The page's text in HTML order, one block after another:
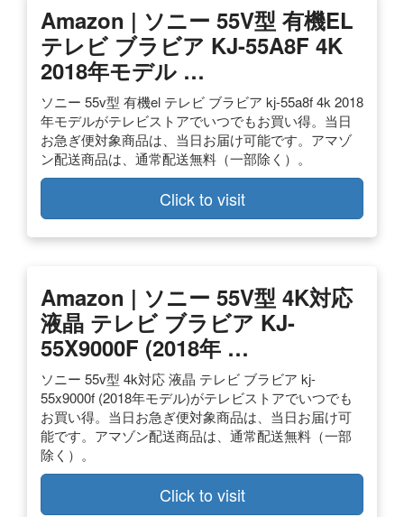
Amazon | ソニー 55V型 有機EL
テレビ ブラビア KJ-55A8F 4K
2018年モデル …
ソニー 55v型 有機el テレビ ブラビア kj-55a8f 4k 2018
年モデルがテレビストアでいつでもお買い得。当日
お急ぎ便対象商品は、当日お届け可能です。アマゾ
ン配送商品は、通常配送無料（一部除く）。
Click to visit
Amazon | ソニー 55V型 4K対応
液晶 テレビ ブラビア KJ-
55X9000F (2018年 …
ソニー 55v型 4k対応 液晶 テレビ ブラビア kj-
55x9000f (2018年モデル)がテレビストアでいつでも
お買い得。当日お急ぎ便対象商品は、当日お届け可
能です。アマゾン配送商品は、通常配送無料（一部
除く）。
Click to visit